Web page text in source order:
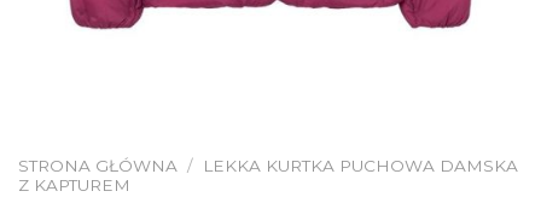
STRONA GŁÓWNA /
LEKKA KURTKA PUCHOWA DAMSKA
Z KAPTUREM